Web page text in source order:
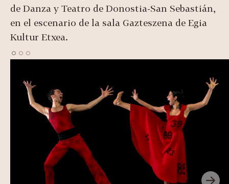
de Danza y Teatro de Donostia-San Sebastián,
en el escenario de la sala Gazteszena de Egia
Kultur Etxea.